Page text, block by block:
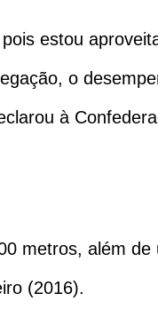
estou
o
à
metros, além
(2016).